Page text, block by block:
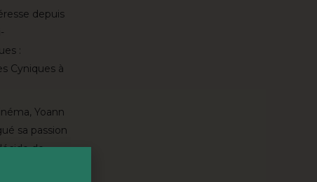
depuis
:
Cyniques à
Yoann
sa passion
de
à